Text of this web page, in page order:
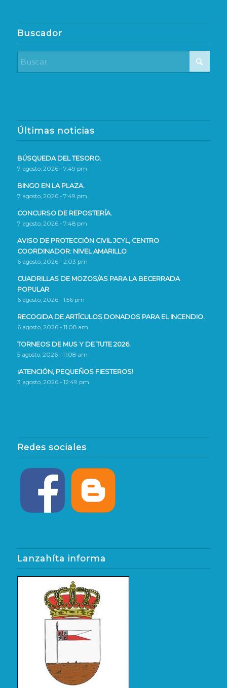
Buscador
Últimas noticias
BÚSQUEDA DEL TESORO.
7 agosto, 2026 - 7:49 pm
BINGO EN LA PLAZA.
7 agosto, 2026 - 7:49 pm
CONCURSO DE REPOSTERÍA.
7 agosto, 2026 - 7:48 pm
AVISO DE PROTECCIÓN CIVIL JCYL, CENTRO
COORDINADOR: NIVEL AMARILLO
6 agosto, 2026 - 2:03 pm
CUADRILLAS DE MOZOS/AS PARA LA BECERRADA
POPULAR
6 agosto, 2026 - 1:56 pm
RECOGIDA DE ARTÍCULOS DONADOS PARA EL INCENDIO.
6 agosto, 2026 - 11:08 am
TORNEOS DE MUS Y DE TUTE 2026.
5 agosto, 2026 - 11:08 am
¡ATENCIÓN, PEQUEÑOS FIESTEROS!
3 agosto, 2026 - 12:49 pm
Redes sociales
Lanzahíta informa